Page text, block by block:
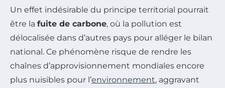
Un effet indésirable du principe territorial pourrait
être la fuite de carbone, où la pollution est
délocalisée dans d’autres pays pour alléger le bilan
national. Ce phénomène risque de rendre les
chaînes d’approvisionnement mondiales encore
plus nuisibles pour l’environnement, aggravant